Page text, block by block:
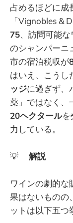
占めるほどに成
「Vignobles &
75、訪問可能
のシャンパーニ
市の宿泊税収が
はいえ、こうし
ッジに過ぎず、
薬」ではなく、
20ヘクタールを
力している。
💡 解説
ワインの劇的な
果はないものの
ットは以下五つ